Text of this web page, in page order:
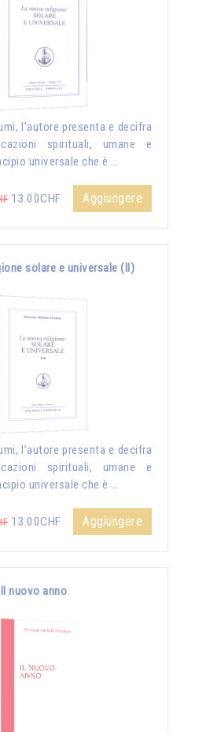
l’autore presenta e decifra
spirituali, umane e
universale che è …
13.00CHF Aggiungere
solare e universale (II)
l’autore presenta e decifra
spirituali, umane e
universale che è …
13.00CHF Aggiungere
Il nuovo anno